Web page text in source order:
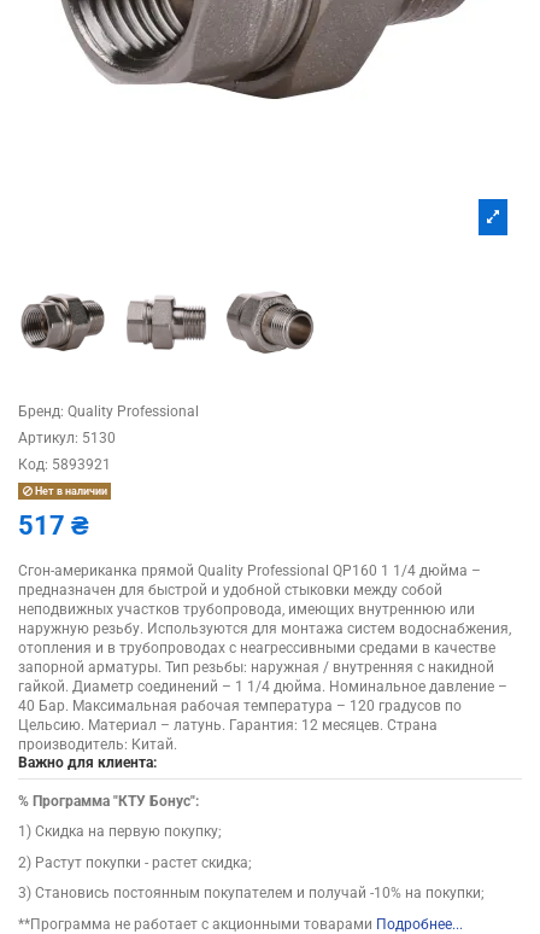
Бренд: Quality Professional
Артикул: 5130
Код: 5893921
Нет в наличии
517 ₴
Сгон-американка прямой Quality Professional QP160 1 1/4 дюйма –
предназначен для быстрой и удобной стыковки между собой
неподвижных участков трубопровода, имеющих внутреннюю или
наружную резьбу. Используются для монтажа систем водоснабжения,
отопления и в трубопроводах с неагрессивными средами в качестве
запорной арматуры. Тип резьбы: наружная / внутренняя с накидной
гайкой. Диаметр соединений – 1 1/4 дюйма. Номинальное давление –
40 Бар. Максимальная рабочая температура – 120 градусов по
Цельсию. Материал – латунь. Гарантия: 12 месяцев. Страна
производитель: Китай.
Важно для клиента:
% Программа "КТУ Бонус":
1) Скидка на первую покупку;
2) Растут покупки - растет скидка;
3) Становись постоянным покупателем и получай -10% на покупки;
**Программа не работает с акционными товарами Подробнее...